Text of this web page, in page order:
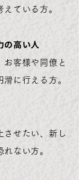
ている方。
の高い人
お客様や同僚と
に行える方。
させたい、新し
ない方。